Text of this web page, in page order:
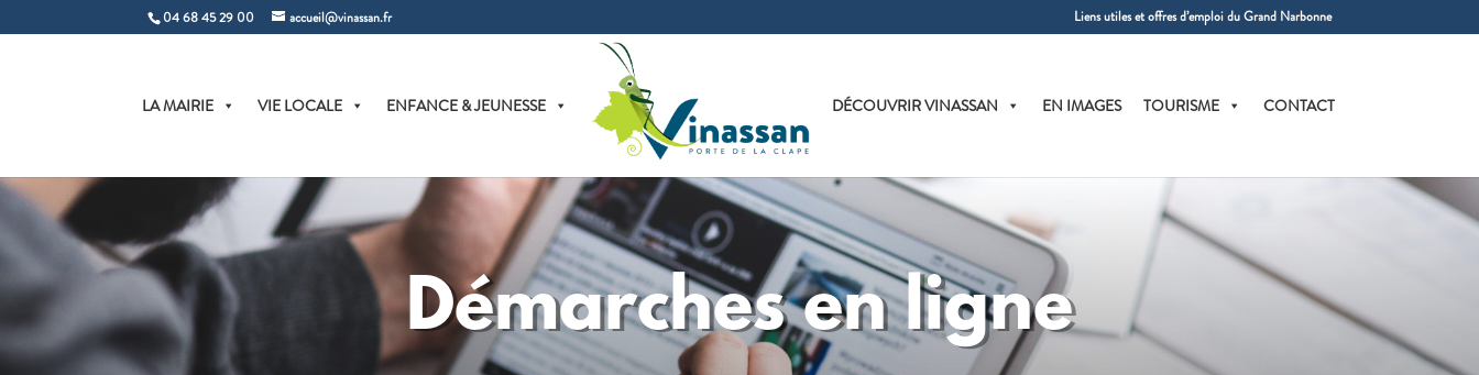
04 68 45 29 00 accueil@vinassan.fr Liens utiles et offres d’emploi du Grand Narbonne
LA MAIRIE VIE LOCALE ENFANCE & JEUNESSE DÉCOUVRIR VINASSAN EN IMAGES TOURISME CONTACT
Démarches en ligne